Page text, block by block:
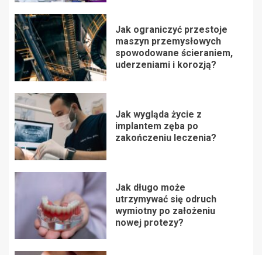
Jak ograniczyć przestoje
maszyn przemysłowych
spowodowane ścieraniem,
uderzeniami i korozją?
Jak wygląda życie z
implantem zęba po
zakończeniu leczenia?
Jak długo może
utrzymywać się odruch
wymiotny po założeniu
nowej protezy?